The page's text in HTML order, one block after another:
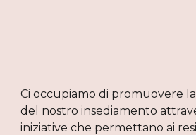
Ci occupiamo di promuovere
del nostro insediamento
iniziative che permettano ai